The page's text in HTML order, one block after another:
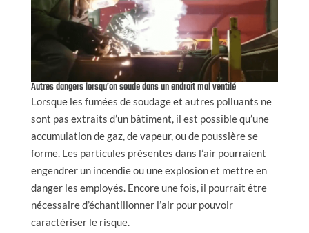
Autres dangers lorsqu’on soude dans un endroit mal ventilé
Lorsque les fumées de soudage et autres polluants ne
sont pas extraits d’un bâtiment, il est possible qu’une
accumulation de gaz, de vapeur, ou de poussière se
forme. Les particules présentes dans l’air pourraient
engendrer un incendie ou une explosion et mettre en
danger les employés. Encore une fois, il pourrait être
nécessaire d’échantillonner l’air pour pouvoir
caractériser le risque.